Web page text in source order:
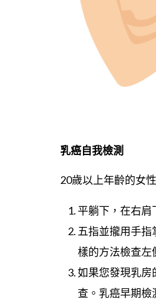
乳癌自我檢測
20歲以上年齡的女
平躺下，在右肩
五指並攏用手
樣的方法檢查左
如果您發現乳房
查。乳癌早期檢